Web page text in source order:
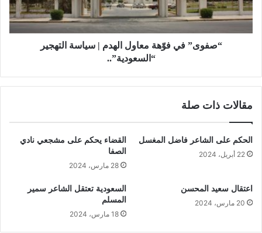
“صفوى” في فوّهة معاول الهدم | سياسة التهجير
“السعودية”..
مقالات ذات صلة
الحكم على الشاعر فاضل المغسل
22 أبريل، 2024
القضاء يحكم على مشجعي نادي
الصفا
28 مارس، 2024
اعتقال سعيد المحسن
20 مارس، 2024
السعودية تعتقل الشاعر سمير
المسلم
18 مارس، 2024